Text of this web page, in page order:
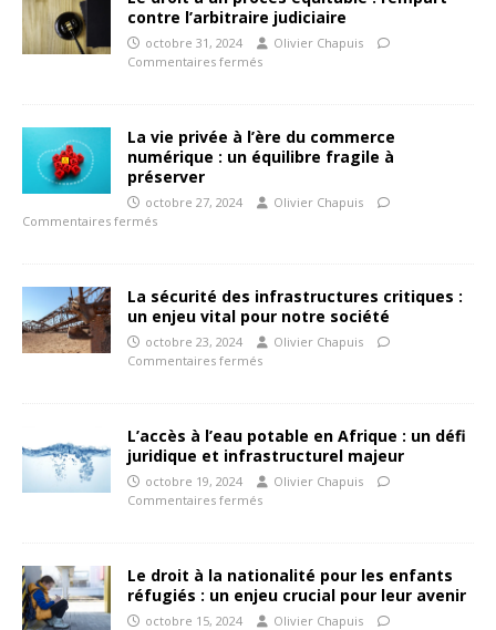
contre l’arbitraire judiciaire
octobre 31, 2024
Olivier Chapuis
Commentaires fermés
La vie privée à l’ère du commerce
numérique : un équilibre fragile à
préserver
octobre 27, 2024
Olivier Chapuis
Commentaires fermés
La sécurité des infrastructures critiques :
un enjeu vital pour notre société
octobre 23, 2024
Olivier Chapuis
Commentaires fermés
L’accès à l’eau potable en Afrique : un défi
juridique et infrastructurel majeur
octobre 19, 2024
Olivier Chapuis
Commentaires fermés
Le droit à la nationalité pour les enfants
réfugiés : un enjeu crucial pour leur avenir
octobre 15, 2024
Olivier Chapuis